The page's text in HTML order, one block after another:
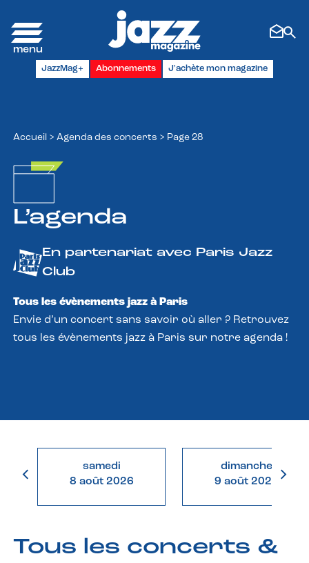
JazzMag+ Abonnements J'achète mon magazine
Accueil > Agenda des concerts > Page 28
L’agenda
En partenariat avec Paris Jazz
Club
Tous les évènements jazz à Paris
Envie d’un concert sans savoir où aller ? Retrouvez
tous les évènements jazz à Paris sur notre agenda !
samedi
8 août 2026
dimanche
9 août 2026
Tous les concerts &